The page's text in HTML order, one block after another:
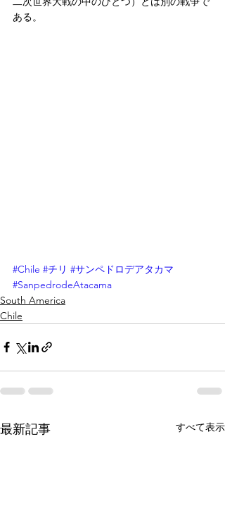
ある。
#Chile #チリ #サンペドロデアタカマ
#SanpedrodeAtacama
South America
Chile
最新記事 すべて表示